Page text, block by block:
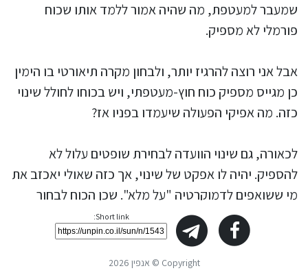
שמעבר למעטפת, מה שהיה אמור ללמד אותו שכוח
פורמלי לא מספיק.
אבל אני רוצה להרגיז יותר, ולבחון מקרה תיאורטי בו הימין
כן מגייס מספיק כוח חוץ-מעטפתי, ויש בכוחו לחולל שינוי
כזה. מה אפיקי הפעולה שיעמדו בפניו אז?
לכאורה, גם שינוי הוועדה לבחירת שופטים עלול לא
להספיק. יהיה לו אפקט של שינוי, אך כזה שאולי יאכזב את
מי ששואפים לדמוקרטיה "על מלא". שכן הכוח לבחור
שופטים הוא בעל משמעות בתנאי שמאגר הנבחרים
מאפשר בחירות שונות. אם הכוח לבחור נתון בידי נבחרי
ציבור, אבל בין עשרה מועמדים בעלי עמדה זהה, הבחירה
Short link:
Copyright © אנפין 2026